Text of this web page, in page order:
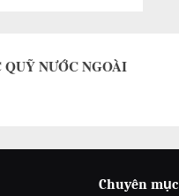
NƯỚC NGOÀI
Chuyên mục